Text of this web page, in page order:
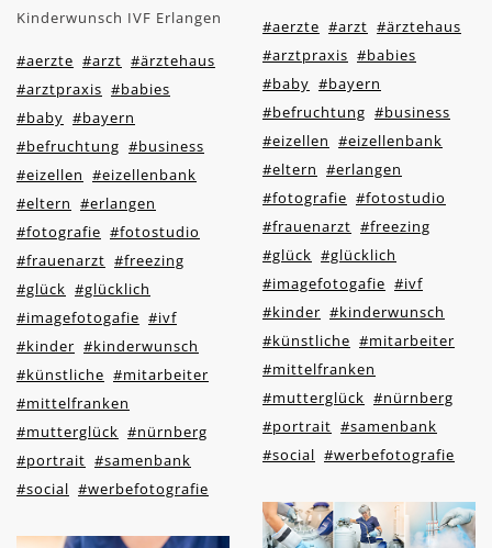
Kinderwunsch IVF Erlangen
#aerzte #arzt #ärztehaus
#arztpraxis #babies
#baby #bayern
#befruchtung #business
#eizellen #eizellenbank
#eltern #erlangen
#fotografie #fotostudio
#frauenarzt #freezing
#glück #glücklich
#imagefotogafie #ivf
#kinder #kinderwunsch
#künstliche #mitarbeiter
#mittelfranken
#mutterglück #nürnberg
#portrait #samenbank
#social #werbefotografie
#aerzte #arzt #ärztehaus
#arztpraxis #babies
#baby #bayern
#befruchtung #business
#eizellen #eizellenbank
#eltern #erlangen
#fotografie #fotostudio
#frauenarzt #freezing
#glück #glücklich
#imagefotogafie #ivf
#kinder #kinderwunsch
#künstliche #mitarbeiter
#mittelfranken
#mutterglück #nürnberg
#portrait #samenbank
#social #werbefotografie